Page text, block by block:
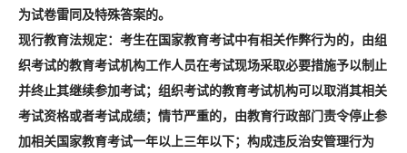
为试卷雷同及特殊答案的。
现行教育法规定：考生在国家教育考试中有相关作弊行为的，由组
织考试的教育考试机构工作人员在考试现场采取必要措施予以制止
并终止其继续参加考试；组织考试的教育考试机构可以取消其相关
考试资格或者考试成绩；情节严重的，由教育行政部门责令停止参
加相关国家教育考试一年以上三年以下；构成违反治安管理行为